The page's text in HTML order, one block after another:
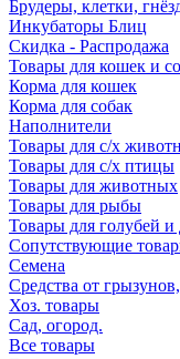
Брудеры, клетки,
Инкубаторы Блиц
Скидка - Распродажа
Товары для кошек и
Корма для кошек
Корма для собак
Наполнители
Товары для с/х
Товары для с/х птицы
Товары для животных
Товары для рыбы
Товары для голубей
Сопутствующие
Семена
Средства от
Хоз. товары
Сад, огород.
Все товары